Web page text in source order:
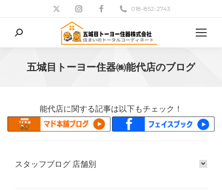
018-852-2743
検
索:
五城目トーヨー住器㈱能代店のブログ
能代店に関する記事は以下もチェック！
スタッフブログ 店舗別